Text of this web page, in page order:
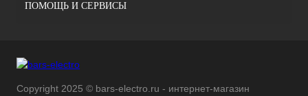
ПОМОЩЬ И СЕРВИСЫ
Copyright 2025 © bars-electro.ru - интернет-магазин